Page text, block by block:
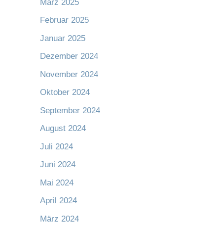
März 2025
Februar 2025
Januar 2025
Dezember 2024
November 2024
Oktober 2024
September 2024
August 2024
Juli 2024
Juni 2024
Mai 2024
April 2024
März 2024